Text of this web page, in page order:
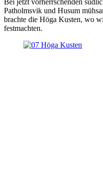
Bei jetzt vorherrschenden
Patholmsvik und Husum
brachte die Höga Kusten, wo
festmachten.